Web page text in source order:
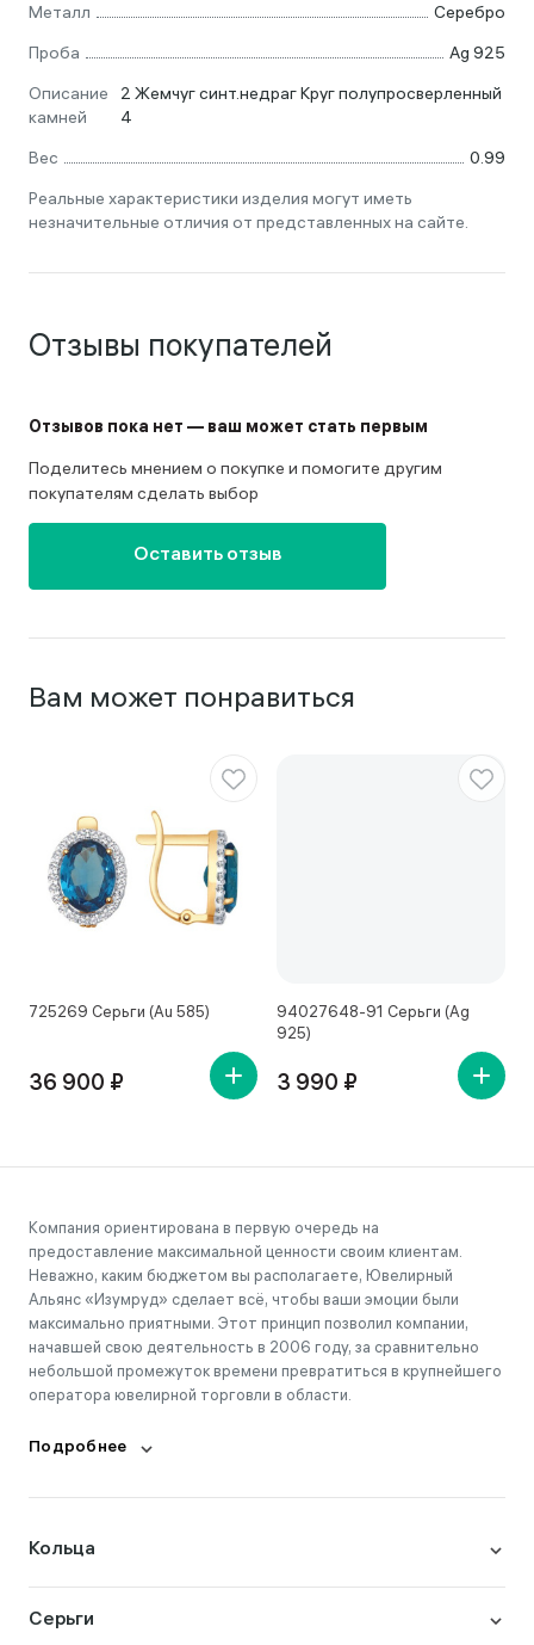
Металл
Серебро
Проба
Ag 925
Описание
камней
2 Жемчуг синт.недраг Круг полупросверленный
4
Вес
0.99
Реальные характеристики изделия могут иметь
незначительные отличия от представленных на сайте.
Отзывы покупателей
Отзывов пока нет — ваш может стать первым
Поделитесь мнением о покупке и помогите другим
покупателям сделать выбор
Оставить отзыв
Вам может понравиться
725269 Серьги (Au 585)
36 900 ₽
94027648-91 Серьги (Ag
925)
3 990 ₽
Компания ориентирована в первую очередь на
предоставление максимальной ценности своим клиентам.
Неважно, каким бюджетом вы располагаете, Ювелирный
Альянс «Изумруд» сделает всё, чтобы ваши эмоции были
максимально приятными. Этот принцип позволил компании,
начавшей свою деятельность в 2006 году, за сравнительно
небольшой промежуток времени превратиться в крупнейшего
оператора ювелирной торговли в области.
Подробнее
Кольца
Серьги